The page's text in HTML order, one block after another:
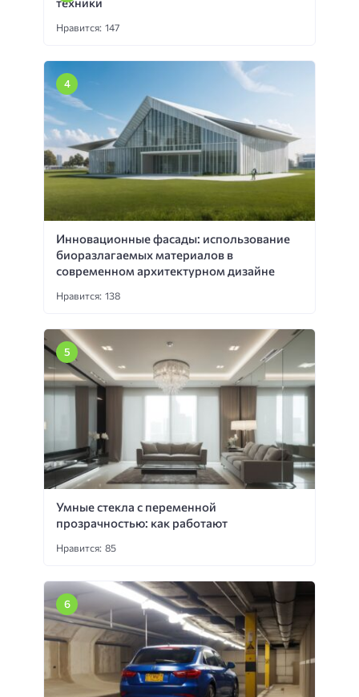
Нравится: 147
Инновационные фасады: использование
биоразлагаемых материалов в
современном архитектурном дизайне
Нравится: 138
Умные стекла с переменной
прозрачностью: как работают
Нравится: 85